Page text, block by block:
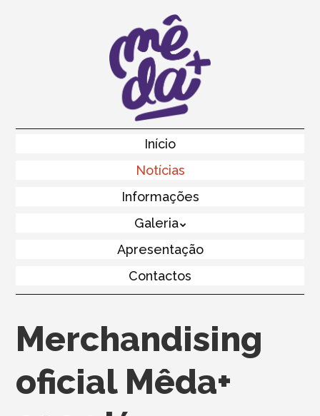
Menu
Início
Notícias
Informações
Galeria
Apresentação
Contactos
Merchandising
oficial Mêda+